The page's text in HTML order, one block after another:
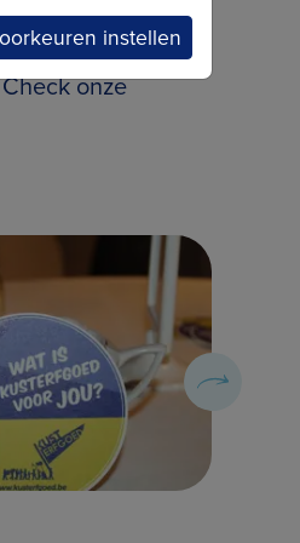
onze
instellen